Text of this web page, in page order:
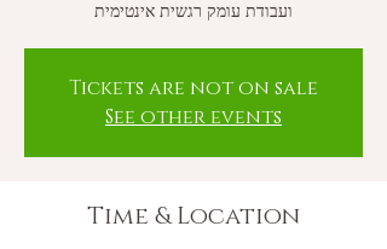
ועבודת עומק רגשית אינטימית
Tickets are not on sale
See other events
Time & Location